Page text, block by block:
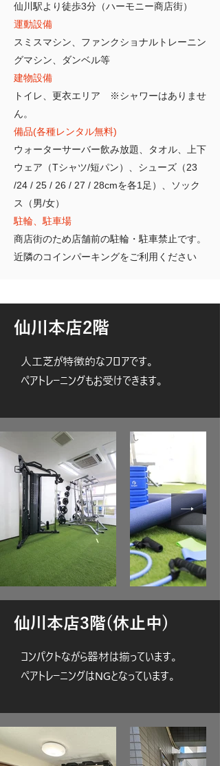
仙川駅より徒歩3分（ハーモニー商店街）
運動設備
スミスマシン、ファンクショナルトレーニン
グマシン、ダンベル等
建物設備
トイレ、更衣エリア
※シャワーはありませ
ん。
備品(各種レンタル無料)
ウォーターサーバー飲み放題、
タオル、上下
ウェア（Tシャツ/短パン）、 シューズ（23
/24 / 25 / 26 / 27 / 28cmを各1足）、ソック
ス（男/女）
駐輪、駐車場
商店街のため店舗前の駐輪・駐車禁止です。
近隣のコインパーキングをご利用ください
​仙川本店2階​
​人工芝が特徴的なフロアです。
ペアトレーニングもお受けできます。
​仙川本店3階(休止中)​
​コンパクトながら器材は揃っています。
ペアトレーニングはNGとなっています。